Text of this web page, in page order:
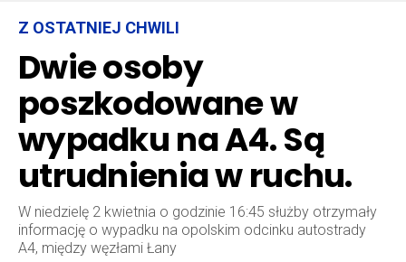
Z OSTATNIEJ CHWILI
Dwie osoby
poszkodowane w
wypadku na A4. Są
utrudnienia w ruchu.
W niedzielę 2 kwietnia o godzinie 16:45 służby otrzymały
informację o wypadku na opolskim odcinku autostrady
A4, między węzłami Łany